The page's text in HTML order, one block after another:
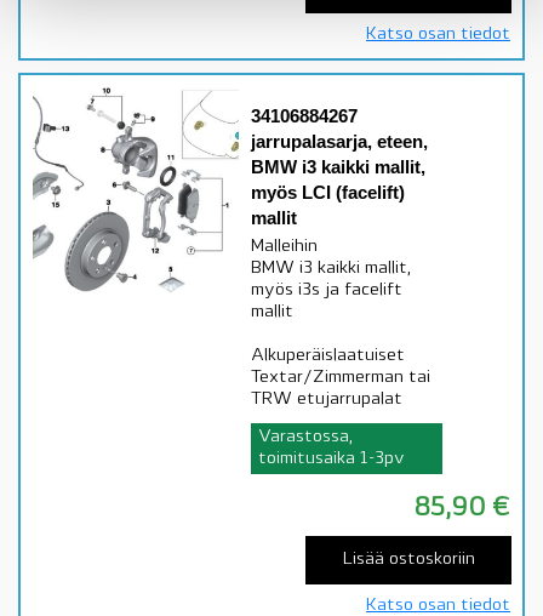
Katso osan tiedot
34106884267
jarrupalasarja, eteen,
BMW i3 kaikki mallit,
myös LCI (facelift)
mallit
Malleihin
BMW i3 kaikki mallit,
myös i3s ja facelift
mallit
Alkuperäislaatuiset
Textar/Zimmerman tai
TRW etujarrupalat
Varastossa,
toimitusaika 1-3pv
85,90 €
Lisää ostoskoriin
Katso osan tiedot